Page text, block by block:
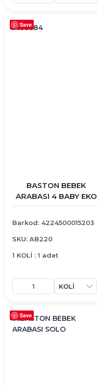
Save
BASTON BEBEK
ARABASI 4 BABY EKO
Barkod: 4224500015203
SKU: AB220
1 KOLİ : 1 adet
Save